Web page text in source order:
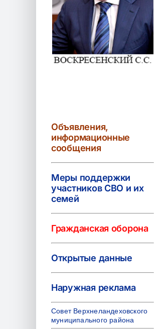
Объявления,
информационные
сообщения
Меры поддержки
участников СВО и их
семей
Гражданская оборона
Открытые данные
Наружная реклама
Совет Верхнеландеховского
муниципального района